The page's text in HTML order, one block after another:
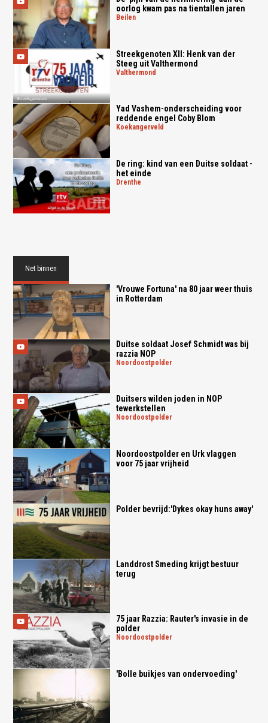
oorlog kwam pas na tientallen jaren
beilen
Streekgenoten XII: Henk van der
Steeg uit Valthermond
valthermond
Yad Vashem-onderscheiding voor
reddende engel Coby Blom
koekangerveld
De ring: kind van een Duitse soldaat -
het einde
drenthe
Net binnen
'Vrouwe Fortuna' na 80 jaar weer thuis
in Rotterdam
Duitse soldaat Josef Schmidt was bij
razzia NOP
noordoostpolder
Duitsers wilden joden in NOP
tewerkstellen
noordoostpolder
Noordoostpolder en Urk vlaggen
voor 75 jaar vrijheid
Polder bevrijd:'Dykes okay huns away'
Landdrost Smeding krijgt bestuur
terug
75 jaar Razzia: Rauter's invasie in de
polder
noordoostpolder
'Bolle buikjes van ondervoeding'